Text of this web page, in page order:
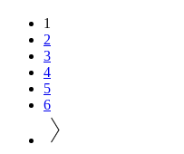
1
2
3
4
5
6